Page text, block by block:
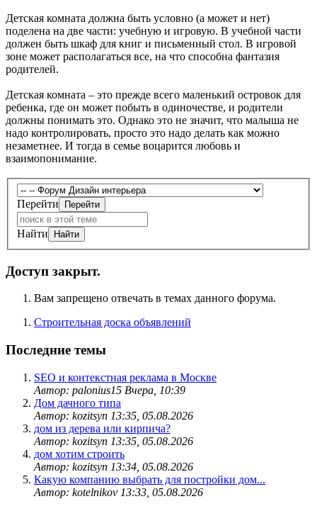
Детская комната должна быть условно (а может и нет)
поделена на две части: учебную и игровую. В учебной части
должен быть шкаф для книг и письменный стол. В игровой
зоне может располагаться все, на что способна фантазия
родителей.
Детская комната – это прежде всего маленький островок для
ребенка, где он может побыть в одиночестве, и родители
должны понимать это. Однако это не значит, что малыша не
надо контролировать, просто это надо делать как можно
незаметнее. И тогда в семье воцарится любовь и
взаимопонимание.
Перейти
Найти
Доступ закрыт.
Вам запрещено отвечать в темах данного форума.
Строительная доска объявлений
Последние темы
SEO и контекстная реклама в Москве
Автор: palonius15 Вчера, 10:39
Дом дачного типа
Автор: kozitsyn 13:35, 05.08.2026
дом из дерева или кирпича?
Автор: kozitsyn 13:35, 05.08.2026
дом хотим строить
Автор: kozitsyn 13:34, 05.08.2026
Какую компанию выбрать для постройки дом...
Автор: kotelnikov 13:33, 05.08.2026